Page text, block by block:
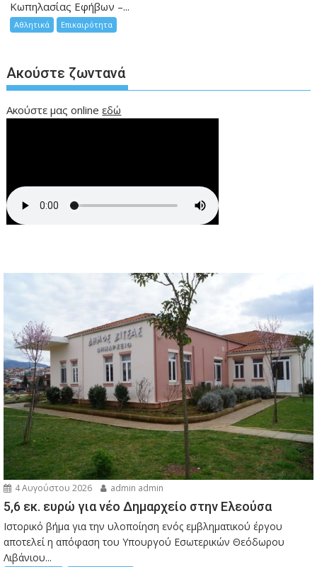
Κωπηλασίας Εφήβων –...
Αθλητικά Επικαιρότητα
Ακούστε ζωντανά
Ακούστε μας onlineεδώ
4 Αυγούστου 2026 admin admin
5,6 εκ. ευρώ για νέο Δημαρχείο στην Ελεούσα
Ιστορικό βήμα για την υλοποίηση ενός εμβληματικού έργου
αποτελεί η απόφαση του Υπουργού Εσωτερικών Θεόδωρου
Λιβάνιου...